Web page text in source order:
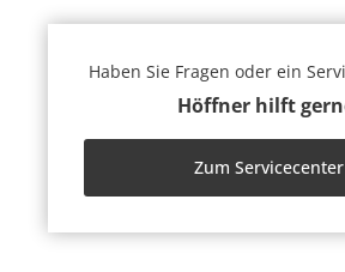
Haben Sie Fragen oder ein
Höffner hilft
Zum Servicecenter